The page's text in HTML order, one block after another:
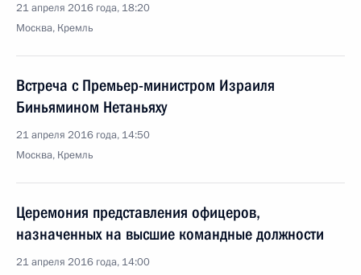
21 апреля 2016 года, 18:20
Москва, Кремль
Встреча с Премьер-министром Израиля
Биньямином Нетаньяху
21 апреля 2016 года, 14:50
Москва, Кремль
Церемония представления офицеров,
назначенных на высшие командные должности
21 апреля 2016 года, 14:00